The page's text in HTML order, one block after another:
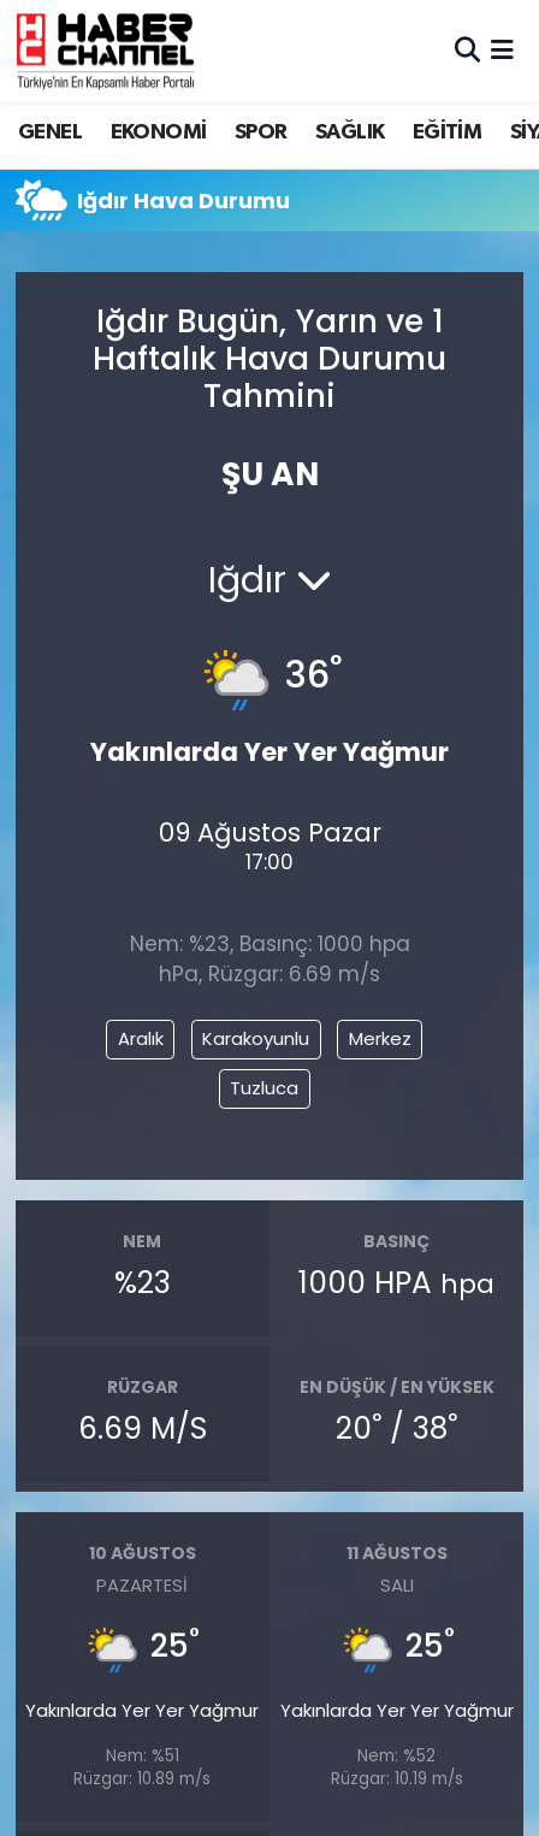
GENEL EKONOMİ SPOR SAĞLIK EĞİTİM
Iğdır Hava Durumu
Iğdır Bugün, Yarın ve 1
Haftalık Hava Durumu
Tahmini
ŞU AN
Iğdır
36°
Yakınlarda Yer Yer Yağmur
09 Ağustos Pazar
17:00
Nem: %23, Basınç: 1000 hpa
hPa, Rüzgar: 6.69 m/s
Aralık Karakoyunlu
Merkez
Tuzluca
NEM
%23
BASINÇ
1000 HPA hpa
RÜZGAR
6.69 M/S
EN DÜŞÜK / EN YÜKSEK
20° / 38°
10 AĞUSTOS
PAZARTESI
25°
Yakınlarda Yer Yer Yağmur
Nem: %51
Rüzgar: 10.89 m/s
11 AĞUSTOS
SALI
25°
Yakınlarda Yer Yer Yağmur
Nem: %52
Rüzgar: 10.19 m/s
GENEL
SPOR
SAĞLIK
EĞİTİM
Nöbetçi Eczaneler
Trafik Durumu
Süper Lig Puan Durumu ve Fikstür
Tüm Manşetler
Son Dakika Haberleri